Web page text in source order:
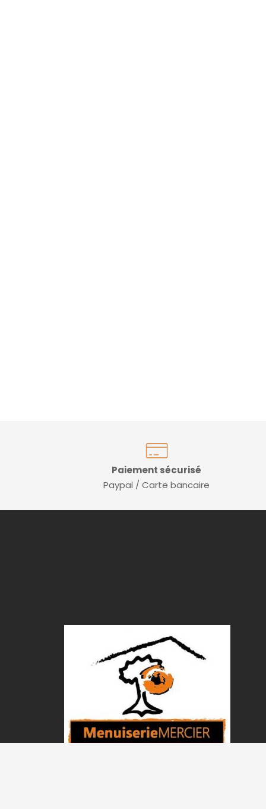
Paiement sécurisé
Paypal / Carte bancaire